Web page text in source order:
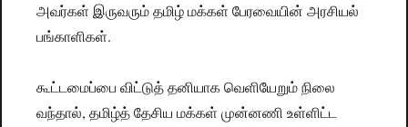
அவர்கள் இருவரும் தமிழ் மக்கள் பேரவையின் அரசியல்
பங்காளிகள்.
கூட்டமைப்பை விட்டுத் தனியாக வெளியேறும் நிலை
வந்தால், தமிழ்த் தேசிய மக்கள் முன்னணி உள்ளிட்ட